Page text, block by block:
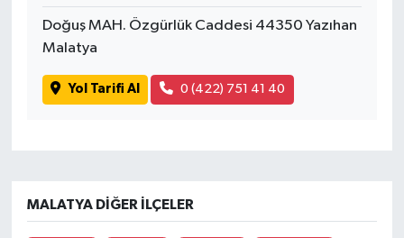
Doğuş MAH. Özgürlük Caddesi 44350 Yazıhan
Malatya
Yol Tarifi Al 0 (422) 751 41 40
MALATYA DIĞER İLÇELER